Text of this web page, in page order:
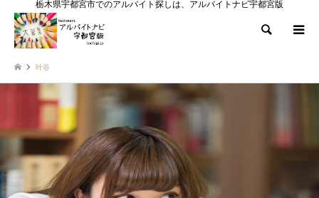
栃木県宇都宮市でのアルバイト探しは、アルバイトナビ宇都宮版
検索
叶谷